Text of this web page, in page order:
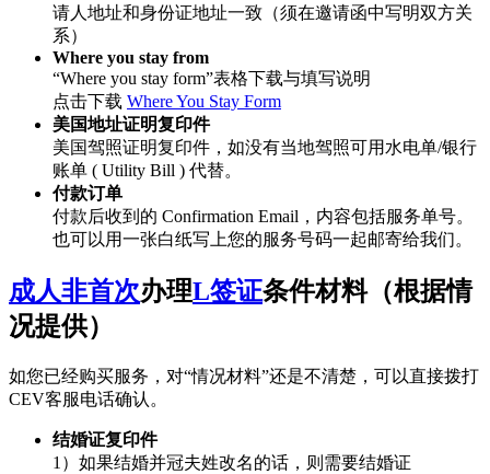
请人地址和身份证地址一致（须在邀请函中写明双方关
系）
Where you stay from
“Where you stay form”表格下载与填写说明
点击下载 Where You Stay Form
美国地址证明复印件
美国驾照证明复印件，如没有当地驾照可用水电单/银行
账单 ( Utility Bill ) 代替。
付款订单
付款后收到的 Confirmation Email，内容包括服务单号。
也可以用一张白纸写上您的服务号码一起邮寄给我们。
成人非首次办理L签证条件材料（根据情
况提供）
如您已经购买服务，对“情况材料”还是不清楚，可以直接拨打
CEV客服电话确认。
结婚证复印件
1）如果结婚并冠夫姓改名的话，则需要结婚证